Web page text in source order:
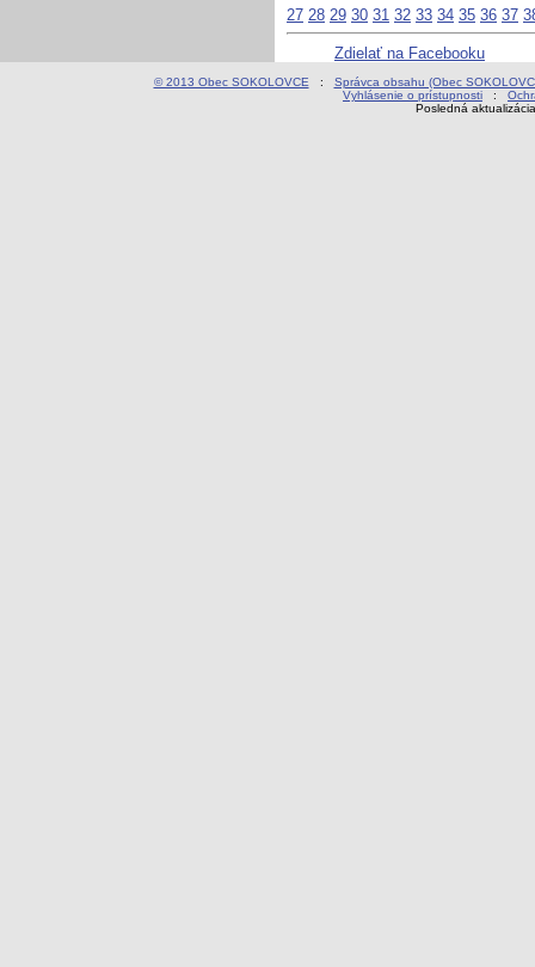
27 28 29 30 31 32 33 34 35 36 37
Zdielať na Facebooku
© 2013 Obec SOKOLOVCE : Správca obsahu (Obec
Vyhlásenie o prístupnosti :
Posledná